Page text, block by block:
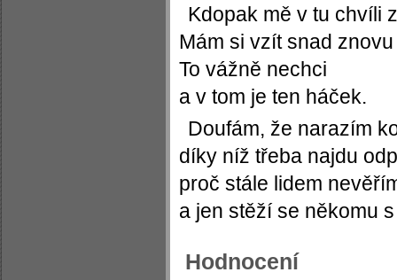
Kdopak mě v tu chvíli
Mám si vzít snad
To vážně nechci
a v tom je ten háček.
Doufám, že narazím
díky níž třeba najdu
proč stále lidem
a jen stěží se někomu
Hodnocení